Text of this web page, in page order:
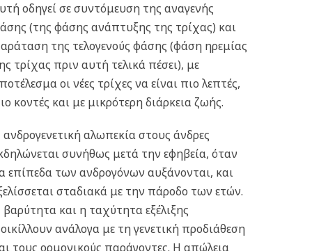
οδηγεί σε συντόμευση της αναγενής
(της φάσης ανάπτυξης της τρίχας) και
της τελογενούς φάσης (φάση ηρεμίας
τρίχας πριν αυτή τελικά πέσει), με
οι νέες τρίχες να είναι πιο λεπτές,
κοντές και με μικρότερη διάρκεια ζωής.
αλωπεκία στους άνδρες
συνήθως μετά την εφηβεία, όταν
επίπεδα των ανδρογόνων αυξάνονται, και
σταδιακά με την πάροδο των ετών.
και η ταχύτητα εξέλιξης
ανάλογα με τη γενετική προδιάθεση
τους ορμονικούς παράγοντες. Η απώλεια